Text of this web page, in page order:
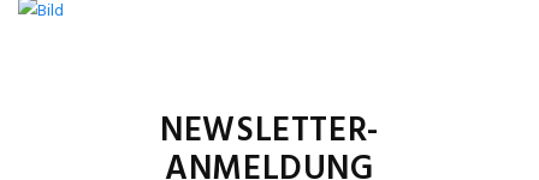
NEWSLETTER-